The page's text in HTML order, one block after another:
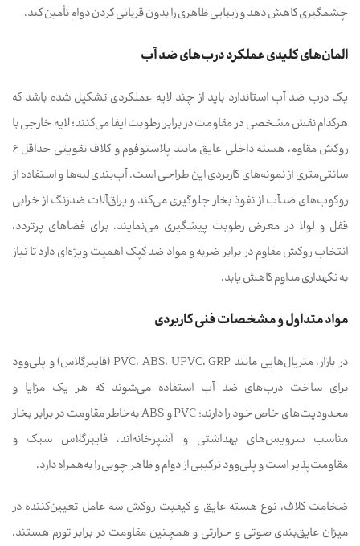
چشمگیری کاهش دهد و زیبایی ظاهری را بدون قربانی کردن دوام تأمین کند.
المان‌های کلیدی عملکرد درب‌های ضد آب
یک درب ضد آب استاندارد باید از چند لایه عملکردی تشکیل شده باشد که
هرکدام نقش مشخصی در مقاومت در برابر رطوبت ایفا می‌کنند؛ لایه خارجی با
روکش مقاوم، هسته داخلی عایق مانند پلاستوفوم و کلاف تقویتی حداقل 6
سانتی‌متری از نمونه‌های کاربردی این طراحی است. آب‌بندی لبه‌ها و استفاده از
روکوب‌های ضدآب از نفوذ بخار جلوگیری می‌کند و یراق‌آلات ضدزنگ از خرابی
قفل و لولا در معرض رطوبت پیشگیری می‌نمایند. برای فضاهای پرتردد،
انتخاب روکش مقاوم در برابر ضربه و مواد ضد کپک اهمیت ویژه‌ای دارد تا نیاز
به نگهداری مداوم کاهش یابد.
مواد متداول و مشخصات فنی کاربردی
در بازار، متریال‌هایی مانند PVC، ABS، UPVC، GRP (فایبرگلاس) و پلی‌وود
برای ساخت درب‌های ضد آب استفاده می‌شوند که هر یک مزایا و
محدودیت‌های خاص خود را دارند؛ PVC و ABS به‌خاطر مقاومت در برابر بخار
مناسب سرویس‌های بهداشتی و آشپزخانه‌اند، فایبرگلاس سبک و
مقاومت‌پذیر است و پلی‌وود ترکیبی از دوام و ظاهر چوبی را به‌همراه دارد.
ضخامت کلاف، نوع هسته عایق و کیفیت روکش سه عامل تعیین‌کننده در
میزان عایق‌بندی صوتی و حرارتی و همچنین مقاومت در برابر تورم هستند.